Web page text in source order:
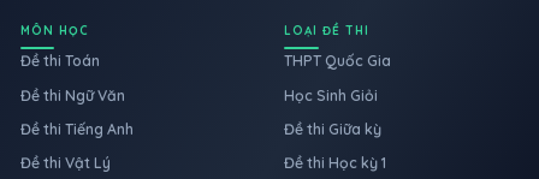
MÔN HỌC
Đề thi Toán
Đề thi Ngữ Văn
Đề thi Tiếng Anh
Đề thi Vật Lý
LOẠI ĐỀ THI
THPT Quốc Gia
Học Sinh Giỏi
Đề thi Giữa kỳ
Đề thi Học kỳ 1